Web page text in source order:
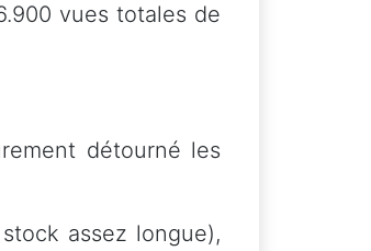
vues totales de
détourné les
assez longue),